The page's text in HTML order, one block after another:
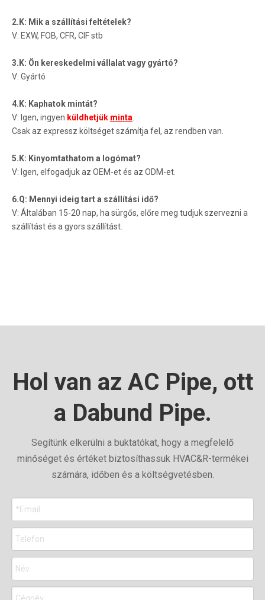
2.K: Mik a szállítási feltételek?
V: EXW, FOB, CFR, CIF stb
3.K: Ön kereskedelmi vállalat vagy gyártó?
V: Gyártó
4.K: Kaphatok mintát?
V: Igen, ingyen küldhetjük minta
Csak az expressz költséget számítja fel, az rendben van.
5.K: Kinyomtathatom a logómat?
V: Igen, elfogadjuk az OEM-et és az ODM-et.
6.Q: Mennyi ideig tart a szállítási idő?
V: Általában 15-20 nap, ha sürgős, előre meg tudjuk szervezni a
szállítást és a gyors szállítást.
Hol van az AC Pipe, ott
a Dabund Pipe.
Segítünk elkerülni a buktatókat, hogy a megfelelő
minőséget és értéket biztosíthassuk HVAC&R-termékei
számára, időben és a költségvetésben.